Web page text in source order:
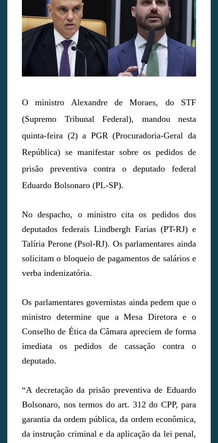
O ministro Alexandre de Moraes, do STF
(Supremo Tribunal Federal), mandou nesta
quinta-feira (2) a PGR (Procuradoria-Geral da
República) se manifestar sobre os pedidos de
prisão preventiva contra o deputado federal
Eduardo Bolsonaro (PL-SP).
No despacho, o ministro cita os pedidos dos
deputados federais Lindbergh Farias (PT-RJ) e
Talíria Perone (Psol-RJ). Os parlamentares ainda
solicitam o bloqueio de pagamentos de salários e
verba indenizatória.
Os parlamentares governistas ainda pedem que o
ministro determine que a Mesa Diretora e o
Conselho de Ética da Câmara apreciem de forma
imediata os pedidos de cassação contra o
deputado.
“A decretação da prisão preventiva de Eduardo
Bolsonaro, nos termos do art. 312 do CPP, para
garantia da ordem pública, da ordem econômica,
da instrução criminal e da aplicação da lei penal,